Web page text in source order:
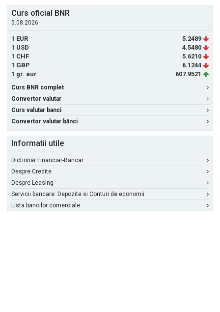
Curs oficial BNR
5.08.2026
1 EUR
5.2489
1 USD
4.5480
1 CHF
5.6210
1 GBP
6.1244
1 gr. aur
607.9521
Curs BNR complet
Convertor valutar
Curs valutar banci
Convertor valutar bănci
Informatii utile
Dictionar Financiar-Bancar
Despre Credite
Despre Leasing
Servicii bancare: Depozite si Conturi de economii
Lista bancilor comerciale